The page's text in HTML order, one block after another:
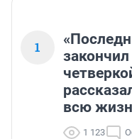
1
всю
1 123